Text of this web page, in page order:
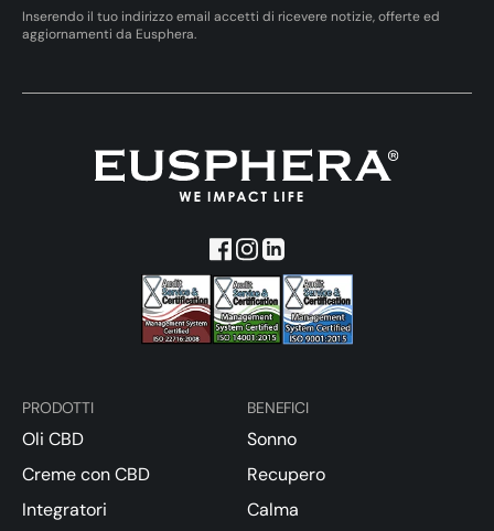
Inserendo il tuo indirizzo email accetti di ricevere notizie, offerte ed
aggiornamenti da Eusphera.
PRODOTTI
Oli CBD
Creme con CBD
Integratori
BENEFICI
Sonno
Recupero
Calma